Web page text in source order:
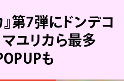
』第7弾にドンデコ
マユリカら最多
も